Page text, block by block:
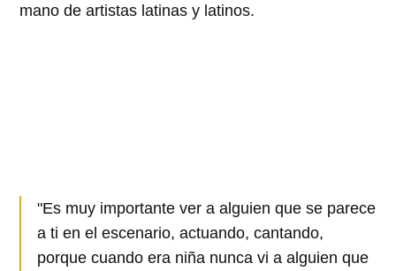
mano de artistas latinas y latinos.
"Es muy importante ver a alguien que se parece
a ti en el escenario, actuando, cantando,
porque cuando era niña nunca vi a alguien que